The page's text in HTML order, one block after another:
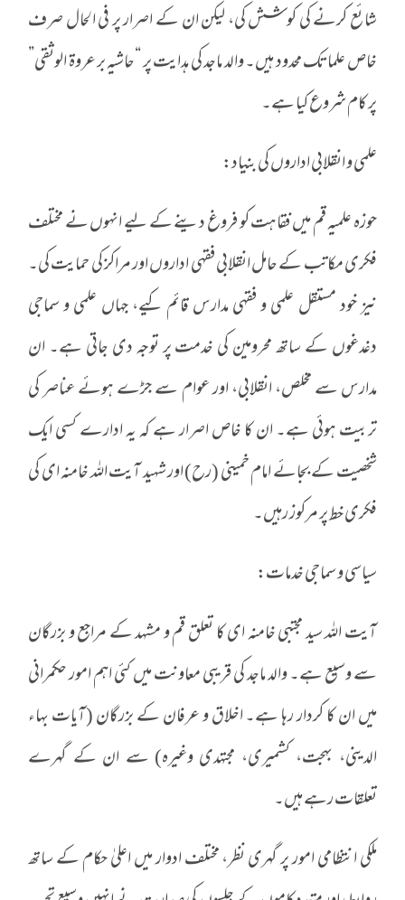
شائع کرنے کی کوشش کی، لیکن ان کے اصرار پر فی الحال صرف
خاص علما تک محدود ہیں۔ والد ماجد کی ہدایت پر “حاشیہ بر عروۃ الوثقی”
پر کام شروع کیا ہے۔
علمی و انقلابی اداروں کی بنیاد:
حوزہ علمیہ قم میں فقاہت کو فروغ دینے کے لیے انہوں نے مختلف
فکری مکاتب کے حامل انقلابی فقہی اداروں اور مراکز کی حمایت کی۔
نیز خود مستقل علمی و فقہی مدارس قائم کیے، جہاں علمی و سماجی
دغدغوں کے ساتھ محرومین کی خدمت پر توجہ دی جاتی ہے۔ ان
مدارس سے مخلص، انقلابی، اور عوام سے جڑے ہوئے عناصر کی
تربیت ہوئی ہے۔ ان کا خاص اصرار ہے کہ یہ ادارے کسی ایک
شخصیت کے بجائے امام خمینی (رح) اور شہید آیت اللہ خامنہ ای کی
فکری خط پر مرکوز رہیں۔
سیاسی و سماجی خدمات:
آیت اللہ سید مجتبی خامنہ ای کا تعلق قم و مشہد کے مراجع و بزرگان
سے وسیع ہے۔ والد ماجد کی قریبی معاونت میں کئی اہم امور حکمرانی
میں ان کا کردار رہا ہے۔ اخلاق و عرفان کے بزرگان (آیات بہاء
الدینی، بہجت، کشمیری، مجتہدی وغیرہ) سے ان کے گہرے
تعلقات رہے ہیں۔
ملکی انتظامی امور پر گہری نظر، مختلف ادوار میں اعلیٰ حکام کے ساتھ